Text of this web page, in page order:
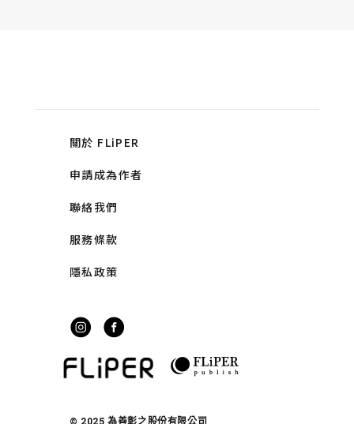
關於 FLiPER
申請成為作者
聯絡我們
服務條款
隱私政策
© 2025 為善彰之股份有限公司